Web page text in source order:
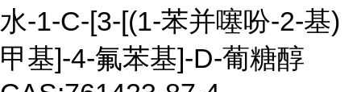
水-1-C-[3-[(1-苯并噻吩-2-基)
甲基]-4-氟苯基]-D-葡糖醇